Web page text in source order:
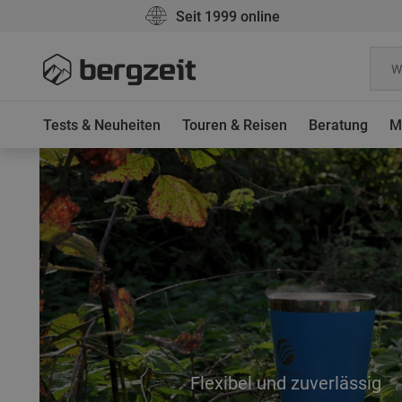
Seit 1999 online
Tests & Neuheiten Touren & Reisen Beratung
Flexibel und zuverlässig